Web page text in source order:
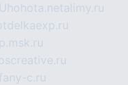
hohota.net alimy.ru
c.ru